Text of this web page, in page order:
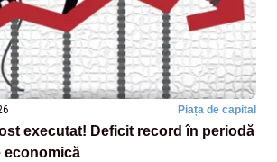
Piața de capital
executat! Deficit record în periodă
economică